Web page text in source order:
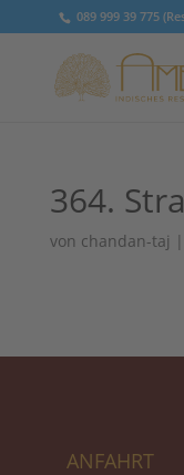
089 999 39 775
364.
von chandan-taj |
ANFAHRT